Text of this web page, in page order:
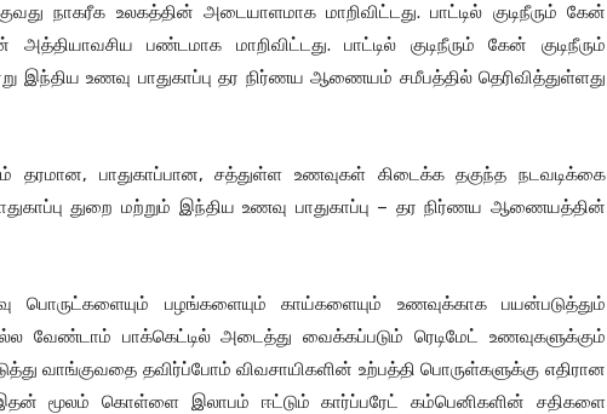
நாகரீக உலகத்தின் அடையாளமாக மாறிவிட்டது. பாட்டில் குடிநீரும் கேன்
பண்டமாக மாறிவிட்டது. பாட்டில் குடிநீரும் கேன் குடிநீரும்
உணவு பாதுகாப்பு தர நிர்ணய ஆணையம் சமீபத்தில் தெரிவித்துள்ளது
பாதுகாப்பான, சத்துள்ள உணவுகள் கிடைக்க தகுந்த நடவடிக்கை
துறை மற்றும் இந்திய உணவு பாதுகாப்பு – தர நிர்ணய ஆணையத்தின்
பொருட்களையும் பழங்களையும் காய்களையும் உணவுக்காக பயன்படுத்தும்
வேண்டாம் பாக்கெட்டில் அடைத்து வைக்கப்படும் ரெடிமேட் உணவுகளுக்கும்
வாங்குவதை தவிர்ப்போம் விவசாயிகளின் உற்பத்தி பொருள்களுக்கு எதிரான
இதன் மூலம் கொள்ளை இலாபம் ஈட்டும் கார்ப்பரேட் கம்பெனிகளின் சதிகளை